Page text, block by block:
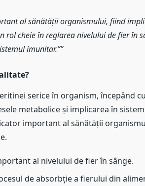
al sănătății organismului, fiind
rol cheie în reglarea nivelului de fier în
imunitar.”
serice în organism, începând
metabolice și implicarea în
important al sănătății
al nivelului de fier în sânge.
de absorbție a fierului din